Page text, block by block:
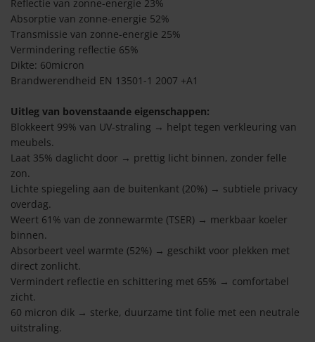
DC-Fix
Coverstyl
Aslan/Mactac
tools
dierenprints
vlinders
met naam
Binnen plakken
buiten
binnen
breedte tot 20cm
breedte tot 70cm
breedte tot 152cm
Reflectie van zonne-energie 23%
Absorptie van zonne-energie 52%
Transmissie van zonne-energie 25%
Vermindering reflectie 65%
Dikte: 60micron
Brandwerendheid EN 13501-1 2007 +A1
Uitleg van bovenstaande eigenschappen:
Blokkeert 99% van UV-straling → helpt tegen verkleuring van
meubels.
Laat 35% daglicht door → prettig licht binnen, zonder felle
zon.
Lichte spiegeling aan de buitenkant (20%) → subtiele privacy
overdag.
Weert 61% van de zonnewarmte (TSER) → merkbaar koeler
binnen.
Absorbeert veel warmte (52%) → geschikt voor plekken met
direct zonlicht.
Vermindert reflectie en schittering met 65% → comfortabel
zicht.
60 micron dik → sterke, duurzame tint folie met een neutrale
uitstraling.